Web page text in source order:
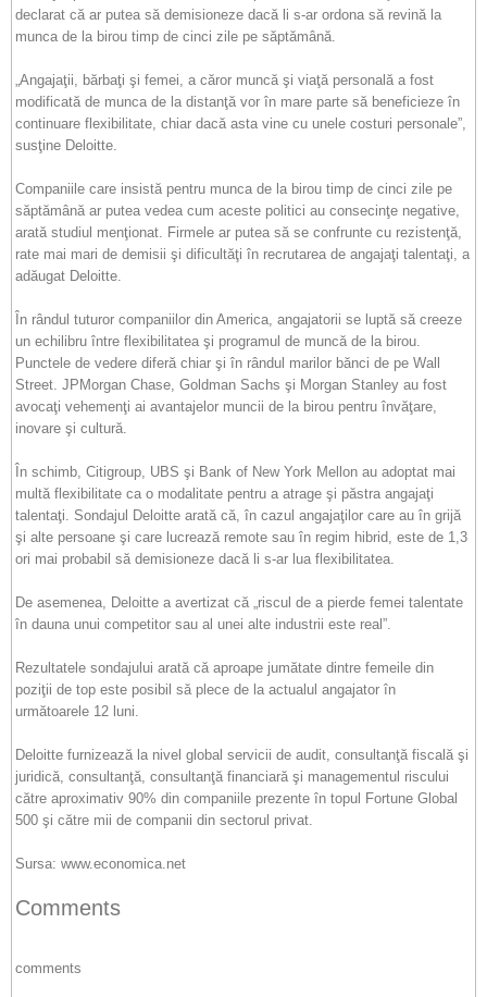
declarat că ar putea să demisioneze dacă li s-ar ordona să revină la
munca de la birou timp de cinci zile pe săptămână.
„Angajaţii, bărbaţi şi femei, a căror muncă şi viaţă personală a fost
modificată de munca de la distanţă vor în mare parte să beneficieze în
continuare flexibilitate, chiar dacă asta vine cu unele costuri personale”,
susţine Deloitte.
Companiile care insistă pentru munca de la birou timp de cinci zile pe
săptămână ar putea vedea cum aceste politici au consecinţe negative,
arată studiul menţionat. Firmele ar putea să se confrunte cu rezistenţă,
rate mai mari de demisii şi dificultăţi în recrutarea de angajaţi talentaţi, a
adăugat Deloitte.
În rândul tuturor companiilor din America, angajatorii se luptă să creeze
un echilibru între flexibilitatea şi programul de muncă de la birou.
Punctele de vedere diferă chiar şi în rândul marilor bănci de pe Wall
Street. JPMorgan Chase, Goldman Sachs şi Morgan Stanley au fost
avocaţi vehemenţi ai avantajelor muncii de la birou pentru învăţare,
inovare şi cultură.
În schimb, Citigroup, UBS şi Bank of New York Mellon au adoptat mai
multă flexibilitate ca o modalitate pentru a atrage şi păstra angajaţi
talentaţi. Sondajul Deloitte arată că, în cazul angajaţilor care au în grijă
şi alte persoane şi care lucrează remote sau în regim hibrid, este de 1,3
ori mai probabil să demisioneze dacă li s-ar lua flexibilitatea.
De asemenea, Deloitte a avertizat că „riscul de a pierde femei talentate
în dauna unui competitor sau al unei alte industrii este real”.
Rezultatele sondajului arată că aproape jumătate dintre femeile din
poziţii de top este posibil să plece de la actualul angajator în
următoarele 12 luni.
Deloitte furnizează la nivel global servicii de audit, consultanţă fiscală şi
juridică, consultanţă, consultanţă financiară şi managementul riscului
către aproximativ 90% din companiile prezente în topul Fortune Global
500 şi către mii de companii din sectorul privat.
Sursa: www.economica.net
Comments
comments